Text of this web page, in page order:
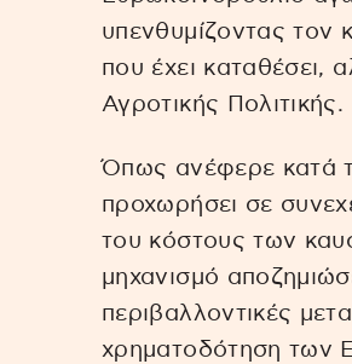
υπενθυμίζοντας τον
που έχει καταθέσει,
Αγροτικής Πολιτικής.
Όπως ανέφερε κατά
προχωρήσει σε
του κόστους των
μηχανισμό
περιβαλλοντικές
χρηματοδότηση των